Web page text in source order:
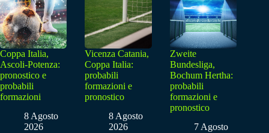
Coppa Italia,
Ascoli-Potenza:
pronostico e
probabili
formazioni
8 Agosto
2026
Vicenza Catania,
Coppa Italia:
probabili
formazioni e
pronostico
8 Agosto
2026
Zweite
Bundesliga,
Bochum Hertha:
probabili
formazioni e
pronostico
7 Agosto